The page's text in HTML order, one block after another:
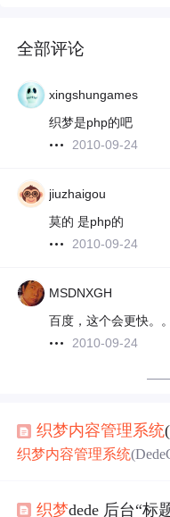
全部评论
xingshungames
织梦是php的吧
2010-09-24
jiuzhaigou
莫的 是php的
2010-09-24
MSDNXGH
百度，这个会更快。。
2010-09-24
织梦内容管理系统
织梦内容管理系统
容 管理系统概念进行明
织梦dede 后台“标